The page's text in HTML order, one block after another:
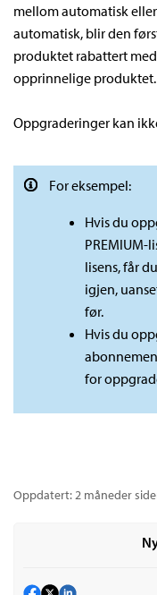
mellom automatisk
automatisk, blir den
produktet rabattert
opprinnelige produktet.
Oppgraderinger kan
For eksempel:
Hvis du
PREMIUM-
lisens, får
igjen,
før.
Hvis du
for
Oppdatert:2 måneder